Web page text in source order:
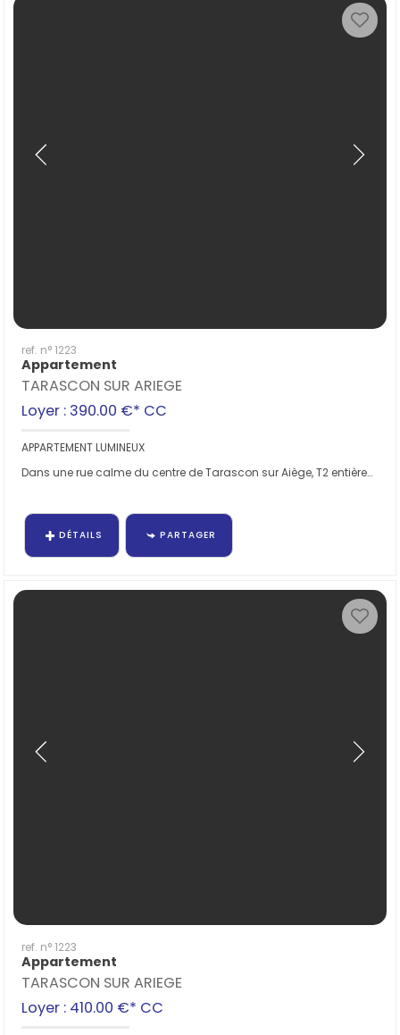
ref. n° 1223
Appartement
TARASCON SUR ARIEGE
Loyer : 390.00 €* CC
APPARTEMENT LUMINEUX
Dans une rue calme du centre de Tarascon sur Aiège, T2 entièrement rénové au troisième étage...
DÉTAILS PARTAGER
ref. n° 1223
Appartement
TARASCON SUR ARIEGE
Loyer : 410.00 €* CC